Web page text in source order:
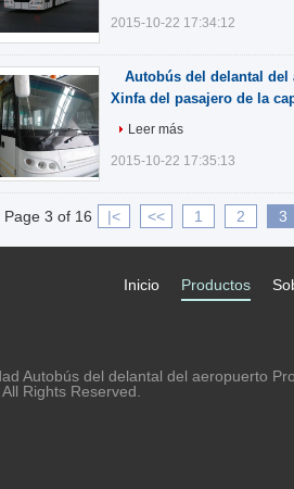
2015-10-22 17:34:12
Autobús del delantal del
Xinfa del pasajero de la
Leer más
2015-10-22 17:35:13
Page 3 of 16 |< << 1 2 3
Productos
Inicio
Autobús del delantal del aeropuerto
Rights Reserved.